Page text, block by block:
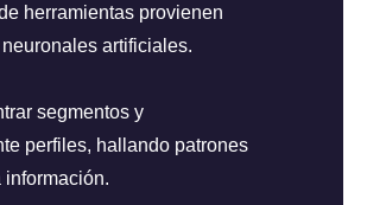
herramientas provienen
artificiales.
segmentos y
perfiles, hallando patrones